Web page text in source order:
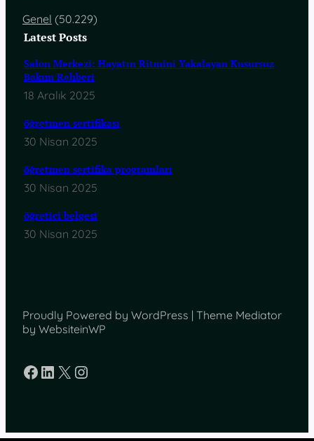
Genel (50.229)
Latest Posts
Salon Merkezi: Hayatın Ritmini Yakalayan Kusursuz
Bakım Rehberi
18 Aralık 2025
öğretmen sertifikası
30 Nisan 2025
öğretmen sertifika programları
30 Nisan 2025
öğretici belgesi
30 Nisan 2025
Proudly Powered by WordPress | Theme Mediator
by WebsiteinWP
Facebook
LinkedIn
X Instagram